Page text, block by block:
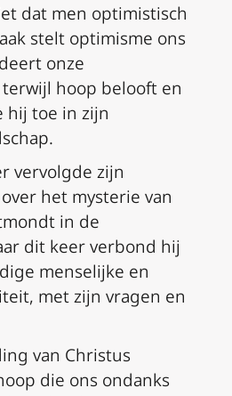
dat men optimistisch
stelt optimisme ons
onze
hoop belooft en
hij toe in zijn
vervolgde zijn
het mysterie van
in de
dit keer verbond hij
menselijke en
met zijn vragen en
van Christus
die ons ondanks